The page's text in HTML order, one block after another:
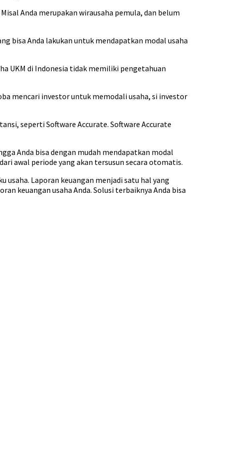
Anda merupakan wirausaha pemula, dan belum
bisa Anda lakukan untuk mendapatkan modal usaha
UKM di Indonesia tidak memiliki pengetahuan
mencari investor untuk memodali usaha, si investor
seperti Software Accurate. Software Accurate
Anda bisa dengan mudah mendapatkan modal
awal periode yang akan tersusun secara otomatis.
usaha. Laporan keuangan menjadi satu hal yang
keuangan usaha Anda. Solusi terbaiknya Anda bisa